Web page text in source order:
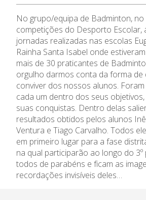
O Colégio
Colaboradores Não
Docentes
Instalações
Ofertas de emprego
Regulamentos
Jornal “O Coreto”
Privacidade
Oferta
Sala de Estudo
Atividades de Interrupção
Letiva
Academia de LínguasEnsino
Termalismo
Curso de Técnico/a de Apoio
à Família e à Comunidade
Ofertas de Emprego
Ano Letivo
de Educação
SIGE
Secretariado de Exames
Admissão
APEE
No grupo/equipa de Badminton,
competições do Desporto Escolar,
jornadas realizadas nas escolas
Rainha Santa Isabel onde
mais de 30 praticantes de
orgulho darmos conta da forma de
conviver dos nossos alunos.
cada um dentro dos seus
suas conquistas. Dentro delas
resultados obtidos pelos alunos
Ventura e Tiago Carvalho. Todos
em primeiro lugar para a fase
na qual participarão ao longo do
todos de parabéns e ficam as
recordações invisíveis deles…